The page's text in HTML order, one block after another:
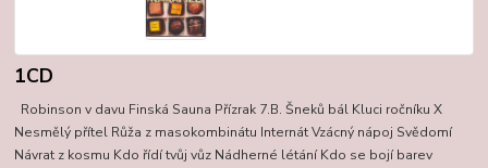
1CD
Robinson v davu Finská Sauna Přízrak 7.B. Šneků bál Kluci ročníku X
Nesmělý přítel Růža z masokombinátu Internát Vzácný nápoj Svědomí
Návrat z kosmu Kdo řídí tvůj vůz Nádherné létání Kdo se bojí barev